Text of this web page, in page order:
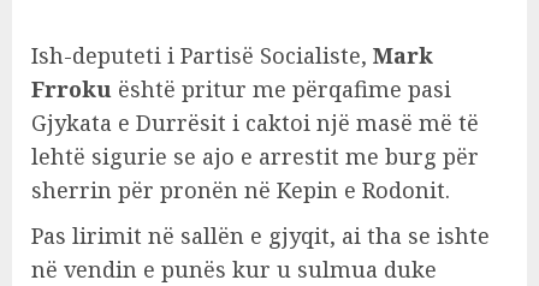
Ish-deputeti i Partisë Socialiste, Mark
Frroku është pritur me përqafime pasi
Gjykata e Durrësit i caktoi një masë më të
lehtë sigurie se ajo e arrestit me burg për
sherrin për pronën në Kepin e Rodonit.
Pas lirimit në sallën e gjyqit, ai tha se ishte
në vendin e punës kur u sulmua duke